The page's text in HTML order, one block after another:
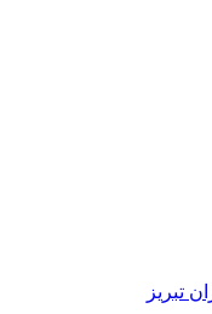
تبریز